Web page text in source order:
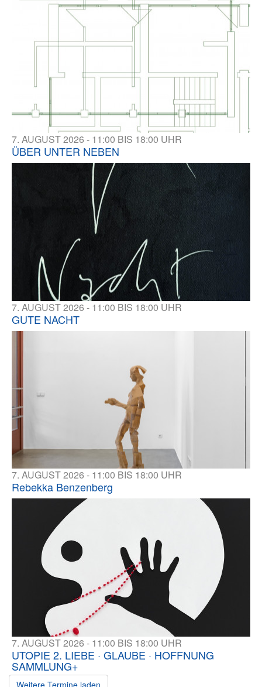
7. AUGUST 2026 - 11:00 BIS 18:00 UHR
ÜBER UNTER NEBEN
7. AUGUST 2026 - 11:00 BIS 18:00 UHR
GUTE NACHT
7. AUGUST 2026 - 11:00 BIS 18:00 UHR
Rebekka Benzenberg
7. AUGUST 2026 - 11:00 BIS 18:00 UHR
UTOPIE 2. LIEBE · GLAUBE · HOFFNUNG
SAMMLUNG+
Weitere Termine laden